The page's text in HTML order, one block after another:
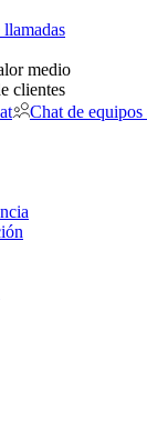
medio
clientes
Chat de